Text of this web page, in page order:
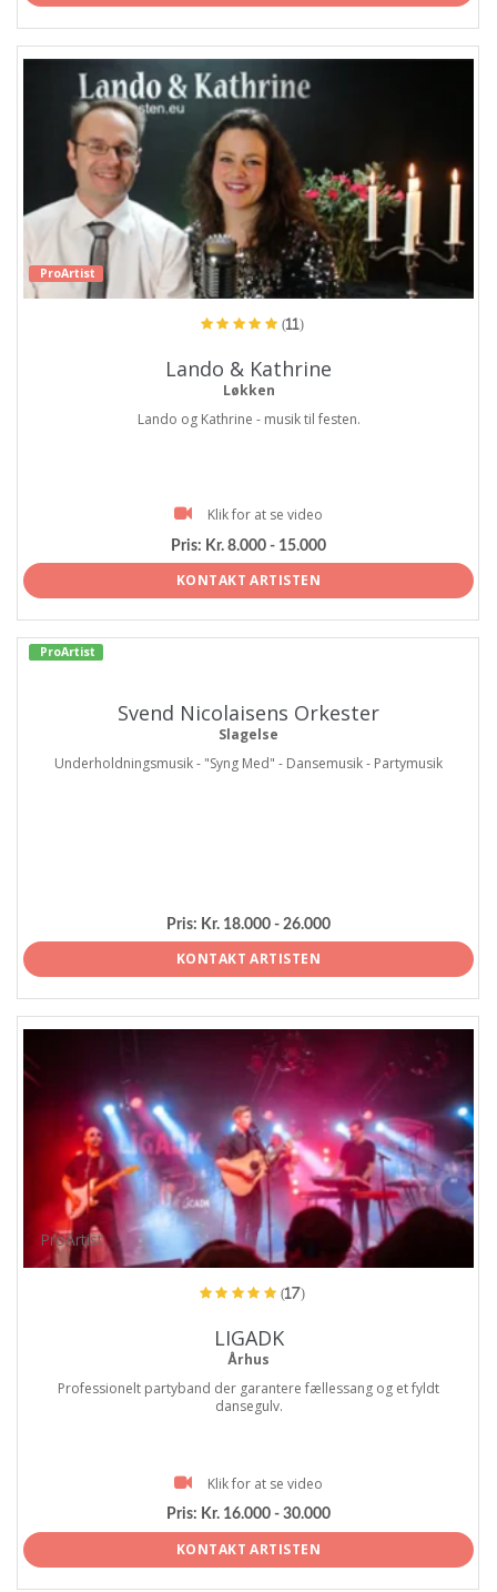
ProArtist
(11)
Lando & Kathrine
Løkken
Lando og Kathrine - musik til festen.
Klik for at se video
Pris: Kr. 8.000 - 15.000
KONTAKT ARTISTEN
ProArtist
Svend Nicolaisens Orkester
Slagelse
Underholdningsmusik - "Syng Med" - Dansemusik - Partymusik
Pris: Kr. 18.000 - 26.000
KONTAKT ARTISTEN
ProArtist
(17)
LIGADK
Århus
Professionelt partyband der garantere fællessang og et fyldt
dansegulv.
Klik for at se video
Pris: Kr. 16.000 - 30.000
KONTAKT ARTISTEN